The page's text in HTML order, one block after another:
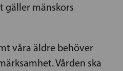
gäller mänskors
våra äldre behöver
Vården ska